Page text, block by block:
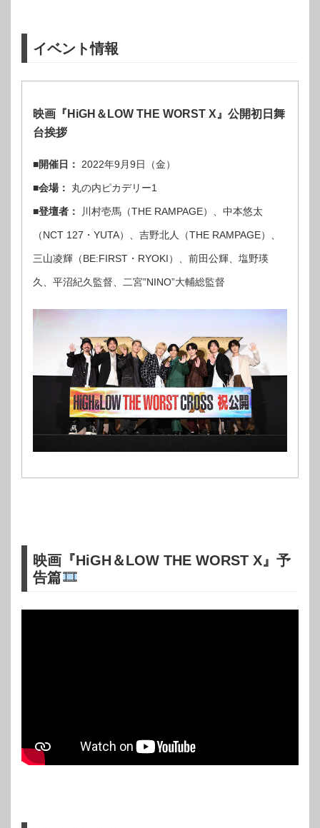
イベント情報
映画『HiGH＆LOW THE WORST X』公開初日舞
台挨拶
■開催日： 2022年9月9日（金）
■会場： 丸の内ピカデリー1
■登壇者： 川村壱馬（THE RAMPAGE）、中本悠太
（NCT 127・YUTA）、吉野北人（THE RAMPAGE）、
三山凌輝（BE:FIRST・RYOKI）、前田公輝、塩野瑛
久、平沼紀久監督、二宮”NINO”大輔総監督
映画『HiGH＆LOW THE WORST X』予
告篇